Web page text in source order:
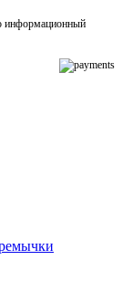
информационный